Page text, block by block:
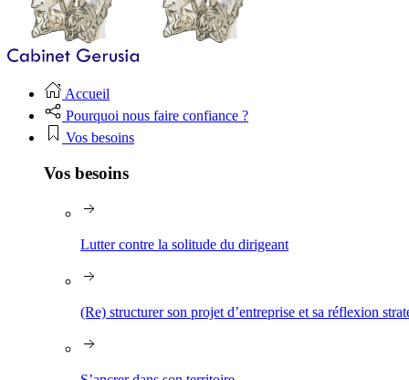
Accueil
Pourquoi nous faire confiance ?
Vos besoins
Vos besoins
Lutter contre la solitude du dirigeant
(Re) structurer son projet d’entreprise et sa réflexion